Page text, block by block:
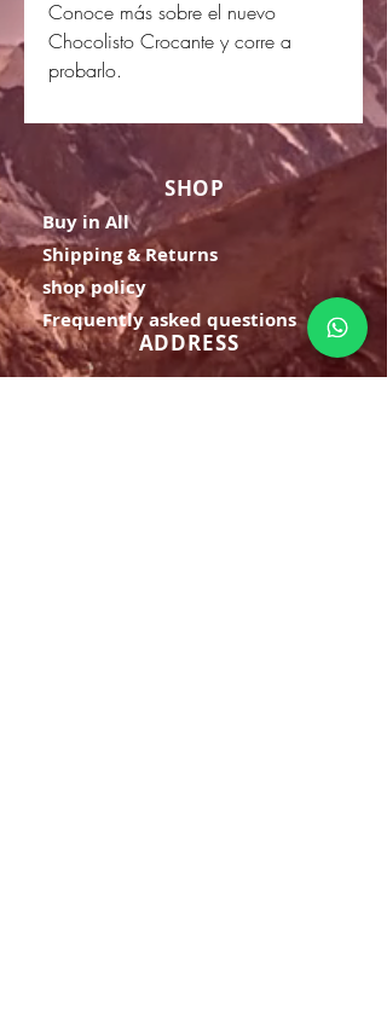
Conoce más sobre el nuevo
Chocolisto Crocante y corre a
probarlo.
SHOP
Buy in All
Shipping & Returns
shop policy
Frequently asked questions
ADDRESS
Cra 63 to # 77-20